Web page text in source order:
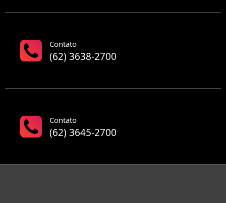
Contato
(62) 3638-2700
Contato
(62) 3645-2700